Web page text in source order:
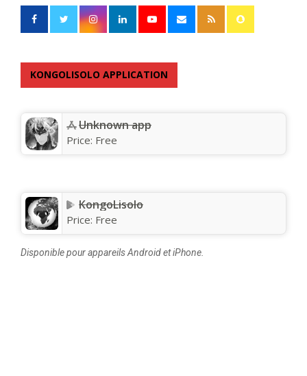
KONGOLISOLO APPLICATION
Unknown app
Price: Free
KongoLisolo
Price: Free
Disponible pour appareils Android et iPhone.